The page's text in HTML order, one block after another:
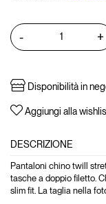
- +
Disponibilità in
Aggiungi alla
DESCRIZIONE
Pantaloni chino twill
tasche a doppio filetto.
slim fit. La taglia nella